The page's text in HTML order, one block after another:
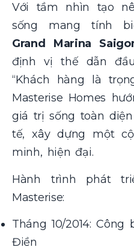
Với tầm nhìn tạo
sống mang tính
Grand Marina
định vị thế dẫn
“Khách hàng là
Masterise Homes
giá trị sống toàn
tế, xây dựng một
minh, hiện đại.
Hành trình phát
Masterise:
Tháng 10/2014:
Điền